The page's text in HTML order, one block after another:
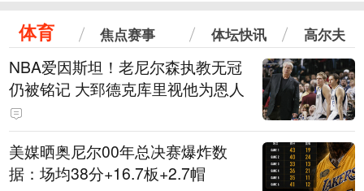
体育 焦点赛事 体坛快讯 高尔夫
NBA爱因斯坦！老尼尔森执教无冠
仍被铭记 大郅德克库里视他为恩人
美媒晒奥尼尔00年总决赛爆炸数
据：场均38分+16.7板+2.7帽